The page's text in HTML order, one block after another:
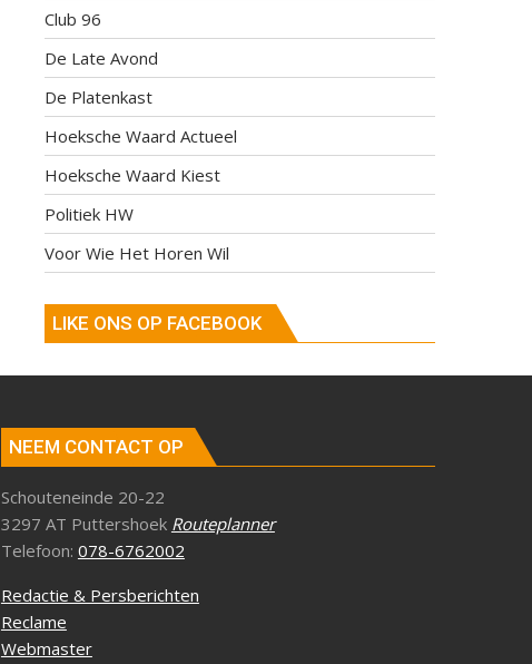
Club 96
De Late Avond
De Platenkast
Hoeksche Waard Actueel
Hoeksche Waard Kiest
Politiek HW
Voor Wie Het Horen Wil
LIKE ONS OP FACEBOOK
NEEM CONTACT OP
Schouteneinde 20-22
3297 AT Puttershoek Routeplanner
Telefoon: 078-6762002
Redactie & Persberichten
Reclame
Webmaster